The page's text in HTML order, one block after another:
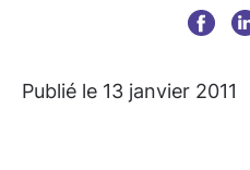
Publié le 13 janvier 2011